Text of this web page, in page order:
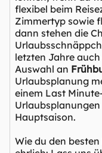
flexibel beim
Zimmertyp sowie
dann stehen die
letzten Jahre
Auswahl an
Urlaubsplanung
einem Last
Hauptsaison.
Wie du den